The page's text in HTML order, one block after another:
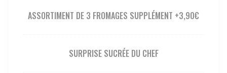
ASSORTIMENT DE 3 FROMAGES SUPPLÉMENT +3,90€
SURPRISE SUCRÉE DU CHEF